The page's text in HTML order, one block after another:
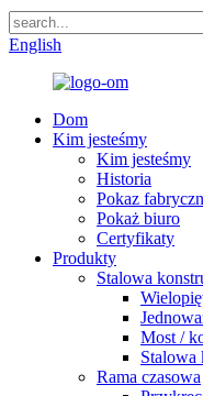
English
Dom
Kim jesteśmy
Kim jesteśmy
Historia
Pokaz
Pokaż biuro
Certyfikaty
Produkty
Stalowa
Most /
Stalowa
Rama czasowa